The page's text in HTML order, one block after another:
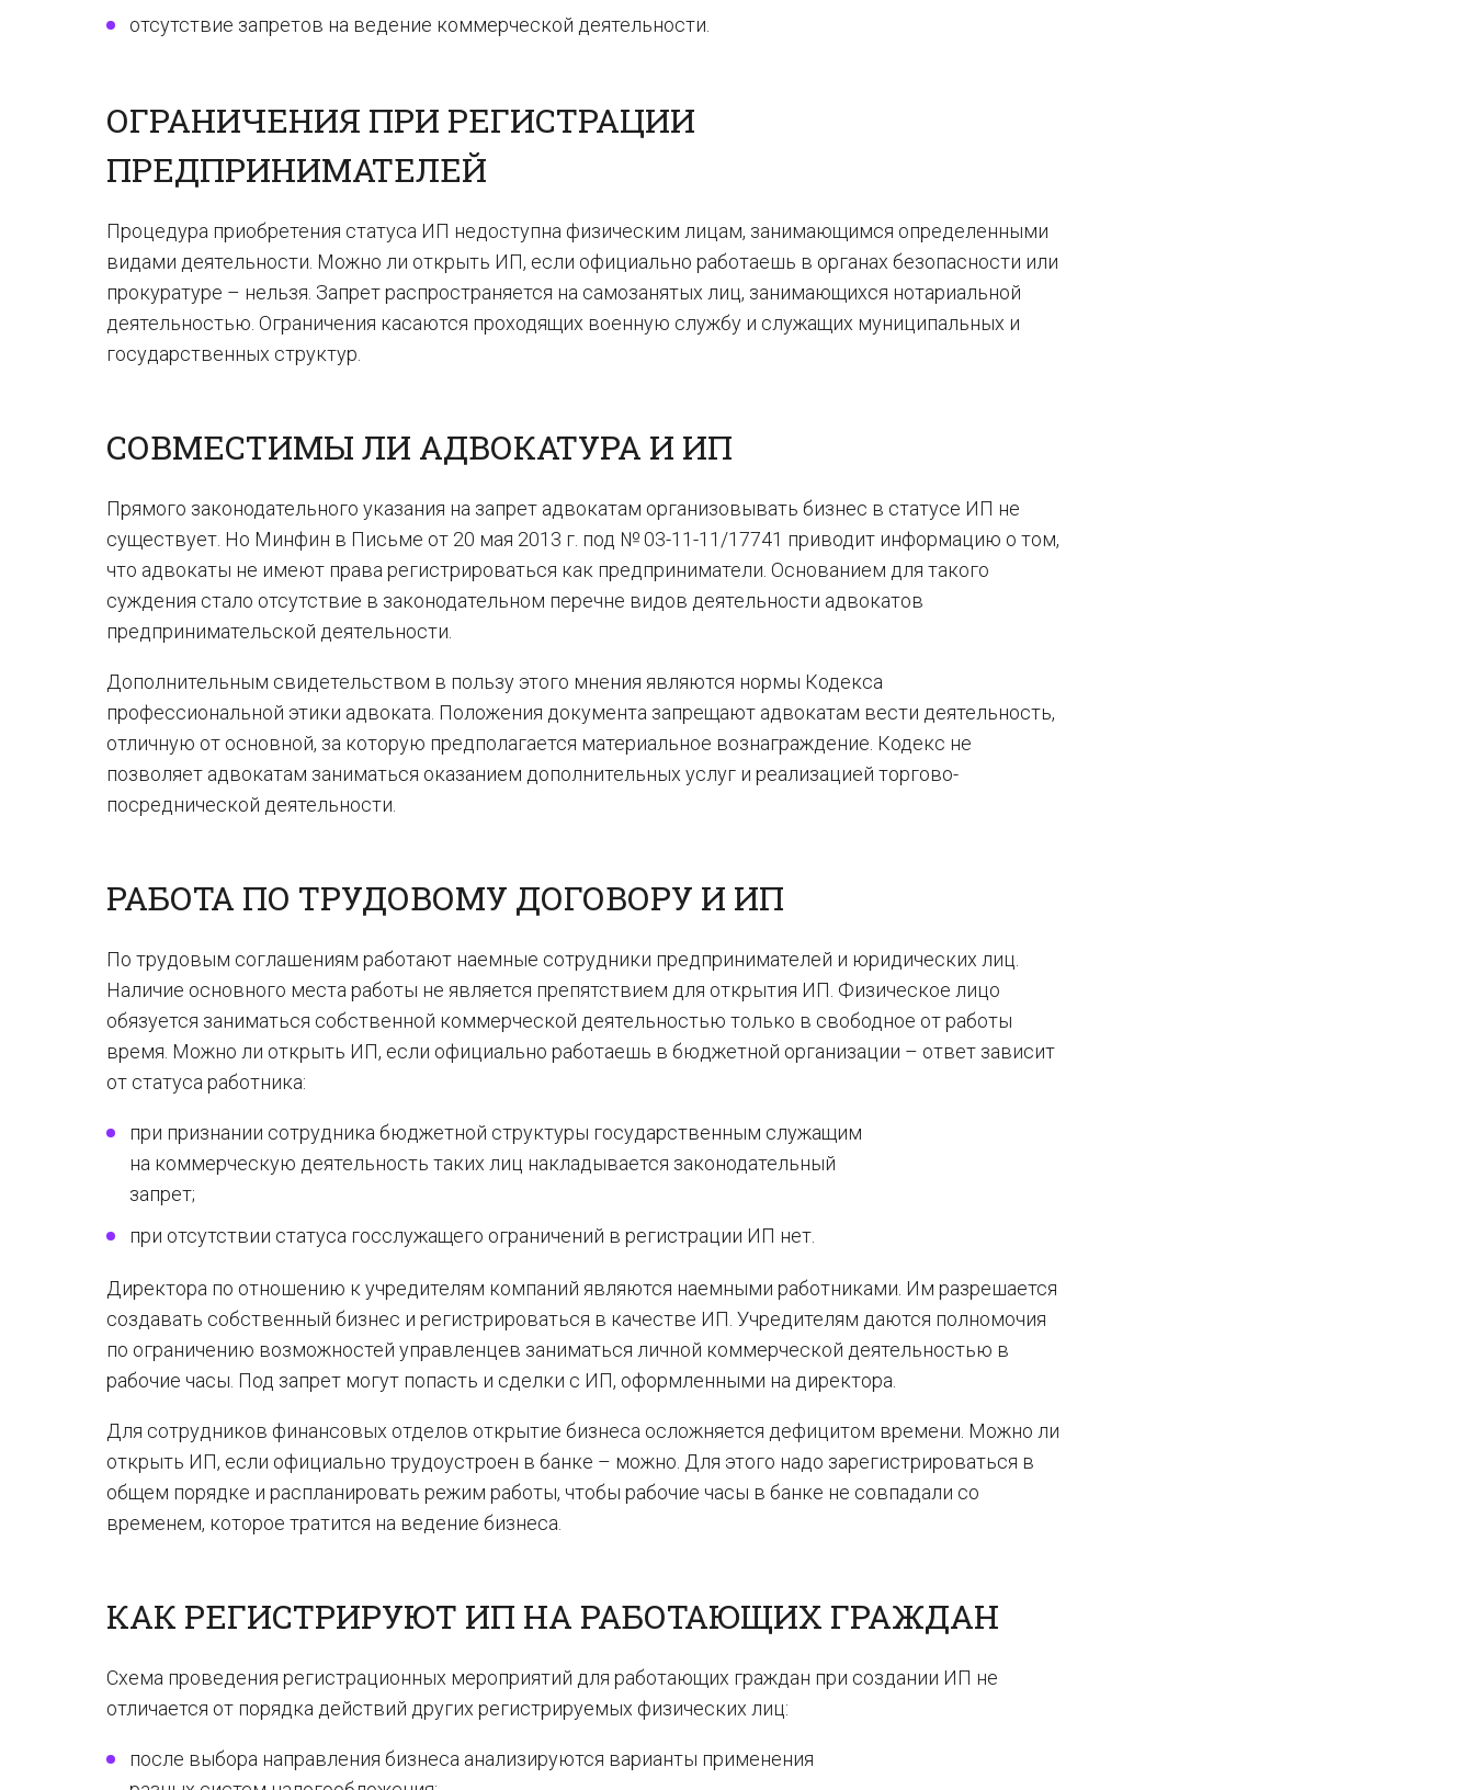
отсутствие запретов на ведение коммерческой деятельности.
ОГРАНИЧЕНИЯ ПРИ РЕГИСТРАЦИИ
ПРЕДПРИНИМАТЕЛЕЙ
Процедура приобретения статуса ИП недоступна физическим лицам, занимающимся определенными
видами деятельности. Можно ли открыть ИП, если официально работаешь в органах безопасности или
прокуратуре – нельзя. Запрет распространяется на самозанятых лиц, занимающихся нотариальной
деятельностью. Ограничения касаются проходящих военную службу и служащих муниципальных и
государственных структур.
СОВМЕСТИМЫ ЛИ АДВОКАТУРА И ИП
Прямого законодательного указания на запрет адвокатам организовывать бизнес в статусе ИП не
существует. Но Минфин в Письме от 20 мая 2013 г. под № 03-11-11/17741 приводит информацию о том,
что адвокаты не имеют права регистрироваться как предприниматели. Основанием для такого
суждения стало отсутствие в законодательном перечне видов деятельности адвокатов
предпринимательской деятельности.
Дополнительным свидетельством в пользу этого мнения являются нормы Кодекса
профессиональной этики адвоката. Положения документа запрещают адвокатам вести деятельность,
отличную от основной, за которую предполагается материальное вознаграждение. Кодекс не
позволяет адвокатам заниматься оказанием дополнительных услуг и реализацией торгово-
посреднической деятельности.
РАБОТА ПО ТРУДОВОМУ ДОГОВОРУ И ИП
По трудовым соглашениям работают наемные сотрудники предпринимателей и юридических лиц.
Наличие основного места работы не является препятствием для открытия ИП. Физическое лицо
обязуется заниматься собственной коммерческой деятельностью только в свободное от работы
время. Можно ли открыть ИП, если официально работаешь в бюджетной организации – ответ зависит
от статуса работника:
при признании сотрудника бюджетной структуры государственным служащим
на коммерческую деятельность таких лиц накладывается законодательный
запрет;
при отсутствии статуса госслужащего ограничений в регистрации ИП нет.
Директора по отношению к учредителям компаний являются наемными работниками. Им разрешается
создавать собственный бизнес и регистрироваться в качестве ИП. Учредителям даются полномочия
по ограничению возможностей управленцев заниматься личной коммерческой деятельностью в
рабочие часы. Под запрет могут попасть и сделки с ИП, оформленными на директора.
Для сотрудников финансовых отделов открытие бизнеса осложняется дефицитом времени. Можно ли
открыть ИП, если официально трудоустроен в банке – можно. Для этого надо зарегистрироваться в
общем порядке и распланировать режим работы, чтобы рабочие часы в банке не совпадали со
временем, которое тратится на ведение бизнеса.
КАК РЕГИСТРИРУЮТ ИП НА РАБОТАЮЩИХ ГРАЖДАН
Схема проведения регистрационных мероприятий для работающих граждан при создании ИП не
отличается от порядка действий других регистрируемых физических лиц:
после выбора направления бизнеса анализируются варианты применения